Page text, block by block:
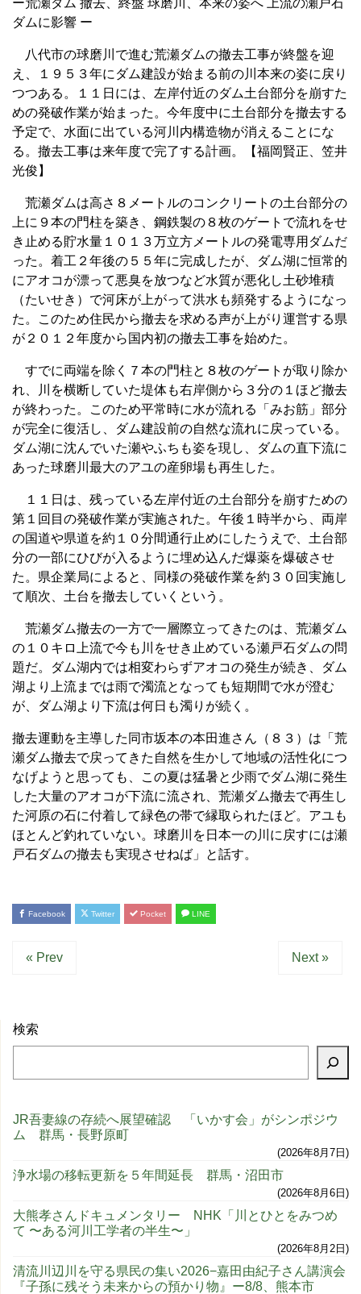
ダムに影響 ー
八代市の球磨川で進む荒瀬ダムの撤去工事が終盤を迎
え、１９５３年にダム建設が始まる前の川本来の姿に戻り
つつある。１１日には、左岸付近のダム土台部分を崩すた
めの発破作業が始まった。今年度中に土台部分を撤去する
予定で、水面に出ている河川内構造物が消えることにな
る。撤去工事は来年度で完了する計画。【福岡賢正、笠井
光俊】
荒瀬ダムは高さ８メートルのコンクリートの土台部分の
上に９本の門柱を築き、鋼鉄製の８枚のゲートで流れをせ
き止める貯水量１０１３万立方メートルの発電専用ダムだ
った。着工２年後の５５年に完成したが、ダム湖に恒常的
にアオコが漂って悪臭を放つなど水質が悪化し土砂堆積
（たいせき）で河床が上がって洪水も頻発するようになっ
た。このため住民から撤去を求める声が上がり運営する県
が２０１２年度から国内初の撤去工事を始めた。
すでに両端を除く７本の門柱と８枚のゲートが取り除か
れ、川を横断していた堤体も右岸側から３分の１ほど撤去
が終わった。このため平常時に水が流れる「みお筋」部分
が完全に復活し、ダム建設前の自然な流れに戻っている。
ダム湖に沈んでいた瀬やふちも姿を現し、ダムの直下流に
あった球磨川最大のアユの産卵場も再生した。
１１日は、残っている左岸付近の土台部分を崩すための
第１回目の発破作業が実施された。午後１時半から、両岸
の国道や県道を約１０分間通行止めにしたうえで、土台部
分の一部にひびが入るように埋め込んだ爆薬を爆破させ
た。県企業局によると、同様の発破作業を約３０回実施し
て順次、土台を撤去していくという。
荒瀬ダム撤去の一方で一層際立ってきたのは、荒瀬ダム
の１０キロ上流で今も川をせき止めている瀬戸石ダムの問
題だ。ダム湖内では相変わらずアオコの発生が続き、ダム
湖より上流までは雨で濁流となっても短期間で水が澄む
が、ダム湖より下流は何日も濁りが続く。
撤去運動を主導した同市坂本の本田進さん（８３）は「荒
瀬ダム撤去で戻ってきた自然を生かして地域の活性化につ
なげようと思っても、この夏は猛暑と少雨でダム湖に発生
した大量のアオコが下流に流され、荒瀬ダム撤去で再生し
た河原の石に付着して緑色の帯で縁取られたほど。アユも
ほとんど釣れていない。球磨川を日本一の川に戻すには瀬
戸石ダムの撤去も実現させねば」と話す。
Facebook Twitter Pocket LINE
« Prev Next »
検索
JR吾妻線の存続へ展望確認 「いかす会」がシンポジウ
ム 群馬・長野原町
2026年8月7日
浄水場の移転更新を５年間延長 群馬・沼田市
2026年8月6日
大熊孝さんドキュメンタリー NHK「川とひとをみつめ
て 〜ある河川工学者の半生〜」
2026年8月2日
清流川辺川を守る県民の集い2026−嘉田由紀子さん講演会
『子孫に残そう未来からの預かり物』ー8/8、熊本市